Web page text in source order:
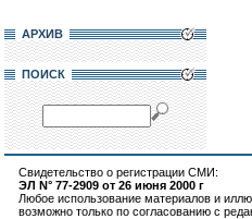
АРХИВ
ПОИСК
Свидетельство о регистрации СМИ:
ЭЛ N° 77-2909 от 26 июня 2000 г
Любое использование материалов и
возможно только по согласованию с